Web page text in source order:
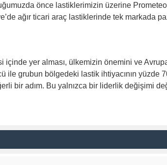
önce lastiklerimizin üzerine
ağır ticari araç lastiklerinde tek markada
içinde yer alması, ülkemizin önemini ve
grubun bölgedeki lastik ihtiyacının yüzde
bir adım. Bu yalnızca bir liderlik değişimi